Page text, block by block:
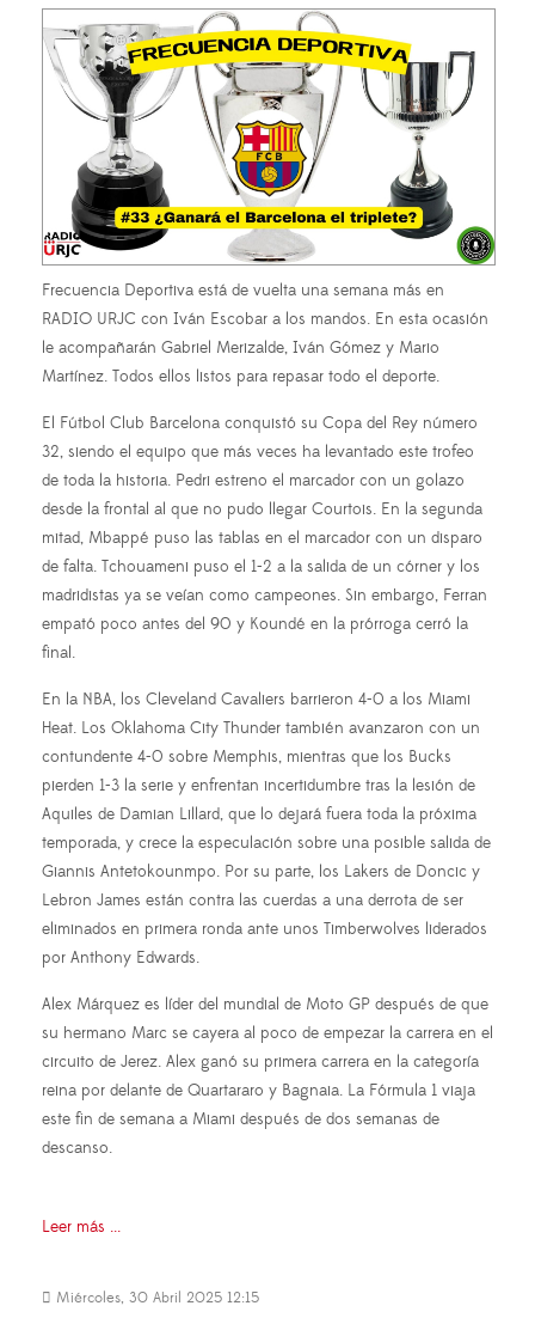
Frecuencia Deportiva está de vuelta una semana más en
RADIO URJC con Iván Escobar a los mandos. En esta ocasión
le acompañarán Gabriel Merizalde, Iván Gómez y Mario
Martínez. Todos ellos listos para repasar todo el deporte.
El Fútbol Club Barcelona conquistó su Copa del Rey número
32, siendo el equipo que más veces ha levantado este trofeo
de toda la historia. Pedri estreno el marcador con un golazo
desde la frontal al que no pudo llegar Courtois. En la segunda
mitad, Mbappé puso las tablas en el marcador con un disparo
de falta. Tchouameni puso el 1-2 a la salida de un córner y los
madridistas ya se veían como campeones. Sin embargo, Ferran
empató poco antes del 90 y Koundé en la prórroga cerró la
final.
En la NBA, los Cleveland Cavaliers barrieron 4-0 a los Miami
Heat. Los Oklahoma City Thunder también avanzaron con un
contundente 4-0 sobre Memphis, mientras que los Bucks
pierden 1-3 la serie y enfrentan incertidumbre tras la lesión de
Aquiles de Damian Lillard, que lo dejará fuera toda la próxima
temporada, y crece la especulación sobre una posible salida de
Giannis Antetokounmpo. Por su parte, los Lakers de Doncic y
Lebron James están contra las cuerdas a una derrota de ser
eliminados en primera ronda ante unos Timberwolves liderados
por Anthony Edwards.
Alex Márquez es líder del mundial de Moto GP después de que
su hermano Marc se cayera al poco de empezar la carrera en el
circuito de Jerez. Alex ganó su primera carrera en la categoría
reina por delante de Quartararo y Bagnaia. La Fórmula 1 viaja
este fin de semana a Miami después de dos semanas de
descanso.
Leer más ...
Miércoles, 30 Abril 2025 12:15